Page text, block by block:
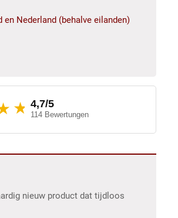
Nederland (behalve eilanden)
★ 4,7/5
114 Bewertungen
nieuw product dat tijdloos